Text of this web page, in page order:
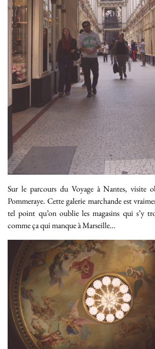
Sur le parcours du Voyage à Nantes, visite
Pommeraye. Cette galerie marchande est
tel point qu’on oublie les magasins qui s’y
comme ça qui manque à Marseille…